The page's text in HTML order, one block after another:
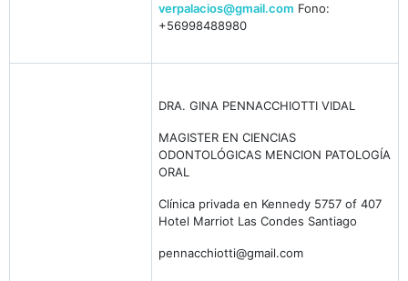
verpalacios@gmail.com Fono:
+56998488980
DRA. GINA PENNACCHIOTTI VIDAL
MAGISTER EN CIENCIAS
ODONTOLÓGICAS MENCION PATOLOGÍA
ORAL
Clínica privada en Kennedy 5757 of 407
Hotel Marriot Las Condes Santiago
pennacchiotti@gmail.com